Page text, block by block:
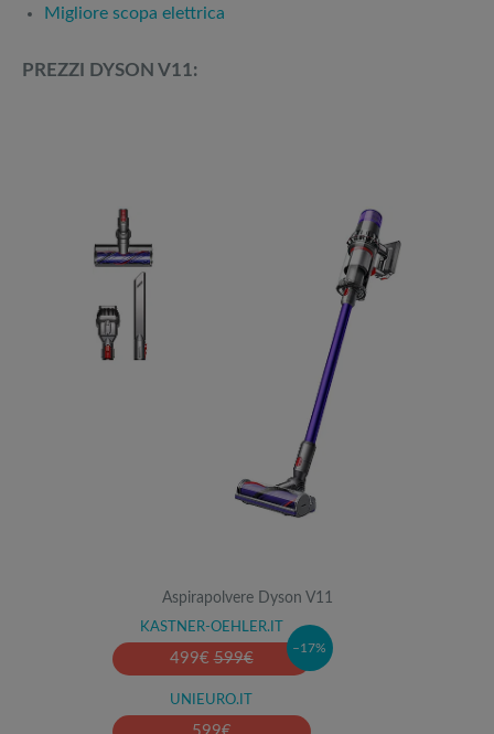
Migliore scopa elettrica
PREZZI DYSON V11:
Aspirapolvere Dyson V11
KASTNER-OEHLER.IT
499€ 599€
–17%
UNIEURO.IT